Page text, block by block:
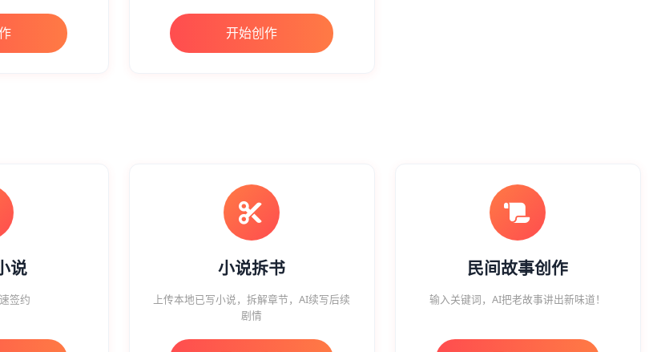
开始创作
说
签约
小说拆书
上传本地已写小说，拆解章节，AI续写后续
剧情
民间故事创作
输入关键词，AI把老故事讲出新味道！